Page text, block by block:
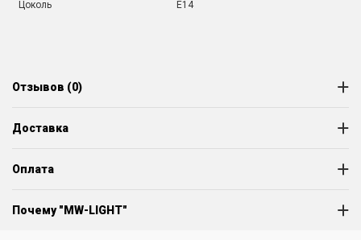
Цоколь E14
Отзывов (0)
Доставка
Оплата
Почему "MW-LIGHT"